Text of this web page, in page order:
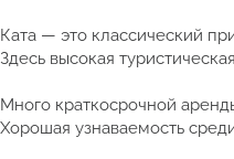
Ката — это классический
Здесь высокая
Много краткосрочной
Хорошая узнаваемость